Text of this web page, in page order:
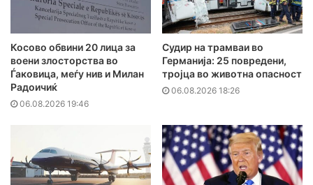
Косово обвини 20 лица за
воени злосторства во
Ѓаковица, меѓу нив и Милан
Радоичиќ
06.08.2026 19:46
Судир на трамваи во
Германија: 25 повредени,
тројца во животна опасност
06.08.2026 18:26